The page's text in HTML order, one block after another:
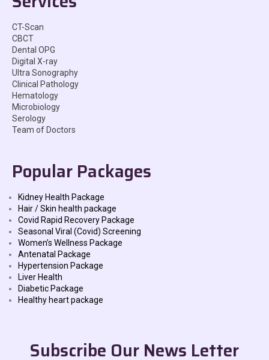
CT-Scan
CBCT
Dental OPG
Digital X-ray
Ultra Sonography
Clinical Pathology
Hematology
Microbiology
Serology
Team of Doctors
Popular Packages
Kidney Health Package
Hair / Skin health package
Covid Rapid Recovery Package
Seasonal Viral (Covid) Screening
Women’s Wellness Package
Antenatal Package
Hypertension Package
Liver Health
Diabetic Package
Healthy heart package
Subscribe Our News Letter